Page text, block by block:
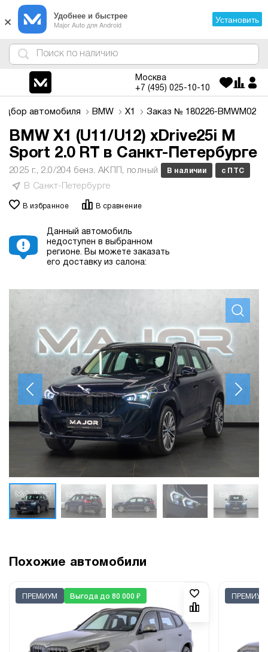
4
1
3
2
Москва
+7 (495) 025-10-10
автомобиля BMW X1 Заказ № 180226-BMWM02
BMW X1 (U11/U12) xDrive25i M
Sport 2.0 RT в Санкт-Петербурге
2025 г., 2.0/204 бенз. АКПП, полный В наличии с ПТС
В Санкт-Петербурге
В избранное В сравнение
Данный автомобиль
недоступен в выбранном
регионе. Вы можете заказать
его доставку из салона:
Похожие автомобили
ПРЕМИУМ Выгода до 80 000 ₽ ПРЕМИУМ
× Удобнее и быстрее
Major Auto для Android Установить